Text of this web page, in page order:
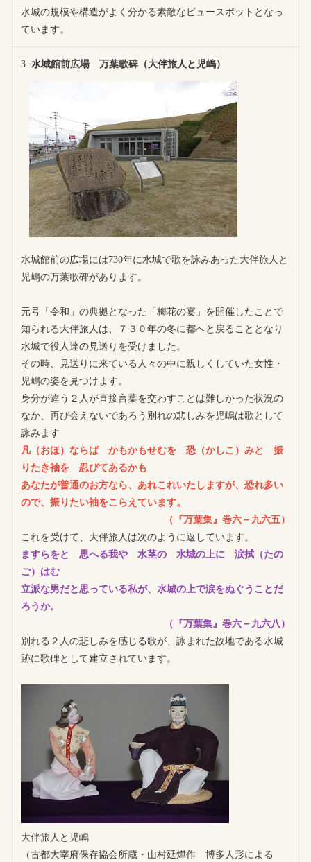
水城の規模や構造がよく分かる素敵なビュースポットとなっ
ています。
水城館前広場 万葉歌碑（大伴旅人と児嶋）
水城館前の広場には730年に水城で歌を詠みあった大伴旅人と
児嶋の万葉歌碑があります。
元号「令和」の典拠となった「梅花の宴」を開催したことで
知られる大伴旅人は、７３０年の冬に都へと戻ることとなり
水城で役人達の見送りを受けました。
その時、見送りに来ている人々の中に親しくしていた女性・
児嶋の姿を見つけます。
身分が違う２人が直接言葉を交わすことは難しかった状況の
なか、再び会えないであろう別れの悲しみを児嶋は歌として
詠みます
凡（おほ）ならば かもかもせむを 恐（かしこ）みと 振
りたき袖を 忍びてあるかも
あなたが普通のお方なら、あれこれいたしますが、恐れ多い
ので、振りたい袖をこらえています。
（『万葉集』巻六－九六五）
これを受けて、大伴旅人は次のように返しています。
ますらをと 思へる我や 水茎の 水城の上に 涙拭（たの
ご）はむ
立派な男だと思っている私が、水城の上で涙をぬぐうことだ
ろうか。
（『万葉集』巻六－九六八）
別れる２人の悲しみを感じる歌が、詠まれた故地である水城
跡に歌碑として建立されています。
大伴旅人と児嶋
（古都大宰府保存協会所蔵・山村延燁作 博多人形による